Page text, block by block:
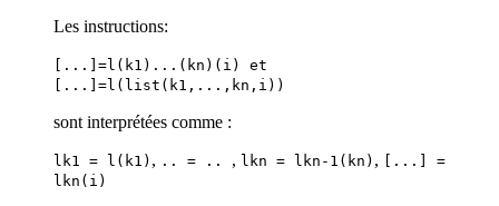
Les instructions:
[...]=l(k1)...(kn)(i) et
[...]=l(list(k1,...,kn,i))
sont interprétées comme :
lk1 = l(k1) , .. = .. , lkn = lkn-1(kn) ,
[...] =
lkn(i)